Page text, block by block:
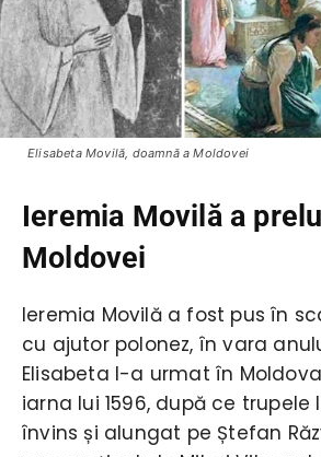
Elisabeta Movilă, doamnă a Moldovei
Ieremia Movilă a
Moldovei
Ieremia Movilă a fost pus în
cu ajutor polonez, în vara
Elisabeta l-a urmat în
iarna lui 1596, după ce
învins și alungat pe Ștefan